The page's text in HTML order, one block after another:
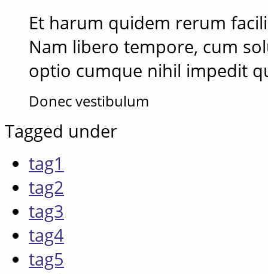
Et harum quidem rerum
Nam libero tempore, cum
optio cumque nihil impedit
Donec vestibulum
Tagged under
tag1
tag2
tag3
tag4
tag5